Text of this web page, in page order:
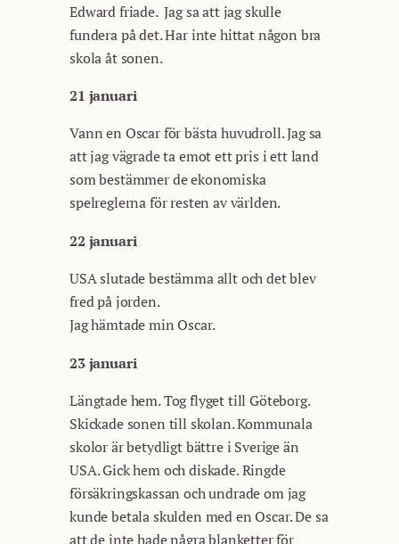
Edward friade. Jag sa att jag skulle
fundera på det. Har inte hittat någon bra
skola åt sonen.
21 januari
Vann en Oscar för bästa huvudroll. Jag sa
att jag vägrade ta emot ett pris i ett land
som bestämmer de ekonomiska
spelreglerna för resten av världen.
22 januari
USA slutade bestämma allt och det blev
fred på jorden.
Jag hämtade min Oscar.
23 januari
Längtade hem. Tog flyget till Göteborg.
Skickade sonen till skolan. Kommunala
skolor är betydligt bättre i Sverige än
USA. Gick hem och diskade. Ringde
försäkringskassan och undrade om jag
kunde betala skulden med en Oscar. De sa
att de inte hade några blanketter för